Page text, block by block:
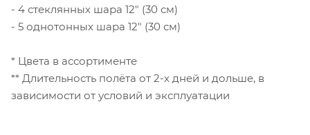
- 4 стеклянных шара 12" (30 см)
- 5 однотонных шара 12" (30 см)
* Цвета в ассортименте
** Длительность полёта от 2-х дней и дольше, в
зависимости от условий и эксплуатации